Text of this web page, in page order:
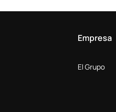
Empresa
El Grupo